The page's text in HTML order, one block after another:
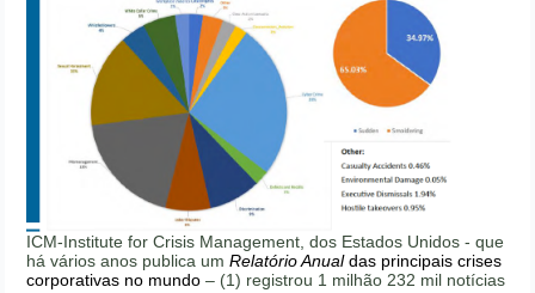
ICM-Institute for Crisis Management, dos Estados Unidos - que
há vários anos publica umRelatório Anualdas principais crises
corporativas no mundo – (1) registrou 1 milhão 232 mil notícias